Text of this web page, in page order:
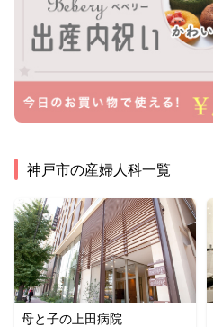
神戸市の産婦人科一覧
母と子の上田病院